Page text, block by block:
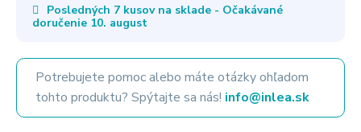
Posledných 7 kusov na sklade - Očakávané
doručenie 10. august
Potrebujete pomoc alebo máte otázky ohľadom
tohto produktu? Spýtajte sa nás! info@inlea.sk